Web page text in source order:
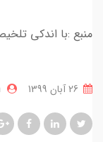
منبع :با اندکی